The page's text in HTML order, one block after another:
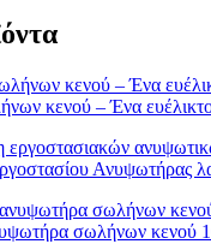
κενού – Ένα
Ανυψωτήρας
σωλήνων κενού